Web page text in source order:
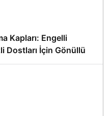
Kapları: Engelli
Dostları İçin Gönüllü